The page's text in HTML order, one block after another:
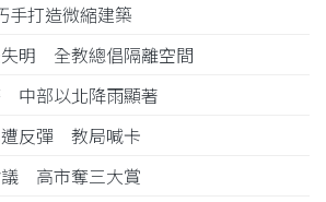
手打造微縮建築
失明 全教總倡隔離空間
中部以北降雨顯著
遭反彈 教局喊卡
議 高市奪三大賞